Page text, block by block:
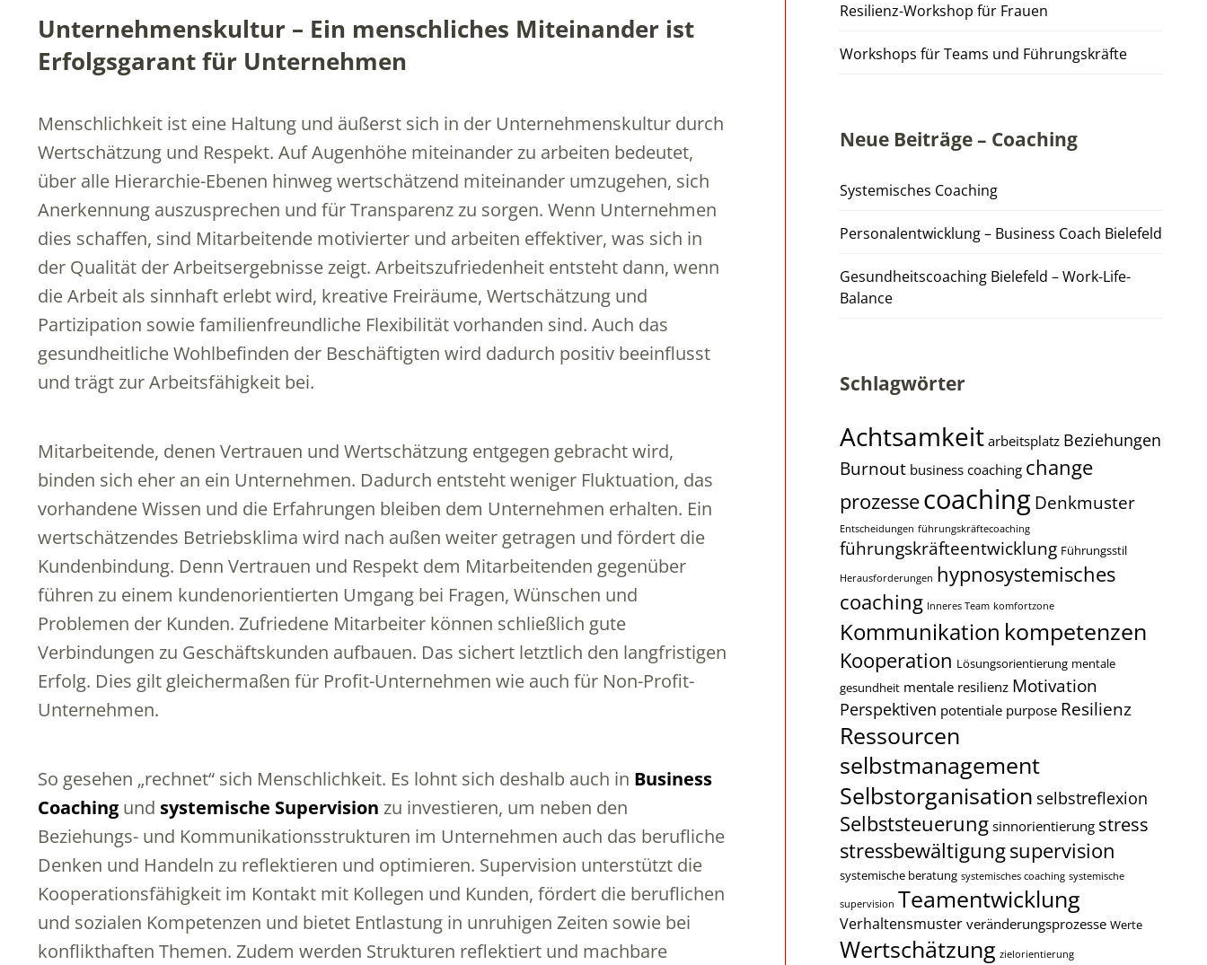
Unternehmenskultur – Ein menschliches Miteinander ist
Erfolgsgarant für Unternehmen
Menschlichkeit ist eine Haltung und äußerst sich in der Unternehmenskultur durch
Wertschätzung und Respekt. Auf Augenhöhe miteinander zu arbeiten bedeutet,
über alle Hierarchie-Ebenen hinweg wertschätzend miteinander umzugehen, sich
Anerkennung auszusprechen und für Transparenz zu sorgen. Wenn Unternehmen
dies schaffen, sind Mitarbeitende motivierter und arbeiten effektiver, was sich in
der Qualität der Arbeitsergebnisse zeigt. Arbeitszufriedenheit entsteht dann, wenn
die Arbeit als sinnhaft erlebt wird, kreative Freiräume, Wertschätzung und
Partizipation sowie familienfreundliche Flexibilität vorhanden sind. Auch das
gesundheitliche Wohlbefinden der Beschäftigten wird dadurch positiv beeinflusst
und trägt zur Arbeitsfähigkeit bei.
Mitarbeitende, denen Vertrauen und Wertschätzung entgegen gebracht wird,
binden sich eher an ein Unternehmen. Dadurch entsteht weniger Fluktuation, das
vorhandene Wissen und die Erfahrungen bleiben dem Unternehmen erhalten. Ein
wertschätzendes Betriebsklima wird nach außen weiter getragen und fördert die
Kundenbindung. Denn Vertrauen und Respekt dem Mitarbeitenden gegenüber
führen zu einem kundenorientierten Umgang bei Fragen, Wünschen und
Problemen der Kunden. Zufriedene Mitarbeiter können schließlich gute
Verbindungen zu Geschäftskunden aufbauen. Das sichert letztlich den langfristigen
Erfolg. Dies gilt gleichermaßen für Profit-Unternehmen wie auch für Non-Profit-
Unternehmen.
So gesehen „rechnet“ sich Menschlichkeit. Es lohnt sich deshalb auch in Business
Coaching und systemische Supervision zu investieren, um neben den
Beziehungs- und Kommunikationsstrukturen im Unternehmen auch das berufliche
Denken und Handeln zu reflektieren und optimieren. Supervision unterstützt die
Kooperationsfähigkeit im Kontakt mit Kollegen und Kunden, fördert die beruflichen
und sozialen Kompetenzen und bietet Entlastung in unruhigen Zeiten sowie bei
konflikthaften Themen. Zudem werden Strukturen reflektiert und machbare
Resilienz-Workshop für Frauen
Workshops für Teams und Führungskräfte
Neue Beiträge – Coaching
Systemisches Coaching
Personalentwicklung – Business Coach Bielefeld
Gesundheitscoaching Bielefeld – Work-Life-
Balance
Schlagwörter
Achtsamkeit arbeitsplatz Beziehungen
Burnout business coaching change
prozessecoaching Denkmuster
Entscheidungen führungskräftecoaching
führungskräfteentwicklung Führungsstil
Herausforderungen hypnosystemisches
coaching Inneres Team komfortzone
Kommunikation kompetenzen
Kooperation Lösungsorientierung mentale
gesundheit mentale resilienz Motivation
Perspektiven potentiale purpose Resilienz
Ressourcen
selbstmanagement
Selbstorganisation selbstreflexion
Selbststeuerung sinnorientierung stress
stressbewältigungsupervision
systemische beratung systemisches coaching systemische
supervision Teamentwicklung
Verhaltensmuster veränderungsprozesse Werte
Wertschätzung zielorientierung